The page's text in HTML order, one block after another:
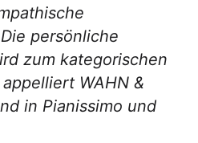
persönliche
zum kategorischen
WAHN &
in Pianissimo und